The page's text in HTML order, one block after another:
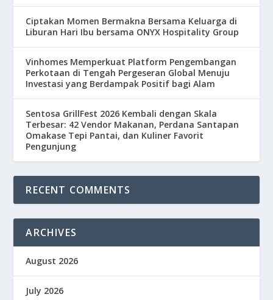
Ciptakan Momen Bermakna Bersama Keluarga di
Liburan Hari Ibu bersama ONYX Hospitality Group
Vinhomes Memperkuat Platform Pengembangan
Perkotaan di Tengah Pergeseran Global Menuju
Investasi yang Berdampak Positif bagi Alam
Sentosa GrillFest 2026 Kembali dengan Skala
Terbesar: 42 Vendor Makanan, Perdana Santapan
Omakase Tepi Pantai, dan Kuliner Favorit
Pengunjung
RECENT COMMENTS
ARCHIVES
August 2026
July 2026